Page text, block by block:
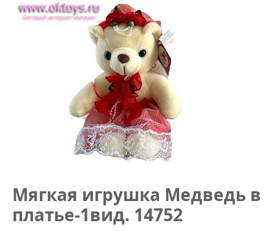
Mягкая игрушка Медведь в
платье-1вид. 14752